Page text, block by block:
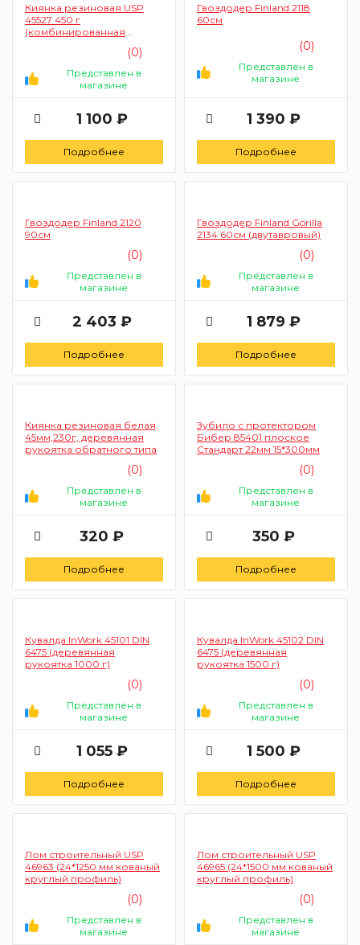
Киянка резиновая USP
45527 450 г
(комбинированная
(0)
Представлен в
магазине
1 100 ₽
Подробнее
Гвоздодер Finland 2118
60см
(0)
Представлен в
магазине
1 390 ₽
Подробнее
Гвоздодер Finland 2120
90см
(0)
Представлен в
магазине
2 403 ₽
Подробнее
Гвоздодер Finland Gorilla
2134 60см (двутавровый)
(0)
Представлен в
магазине
1 879 ₽
Подробнее
Киянка резиновая белая,
45мм,230г, деревянная
рукоятка обратного типа
(0)
Представлен в
магазине
320 ₽
Подробнее
Зубило с протектором
Бибер 85401 плоское
Стандарт 22мм 15*300мм
(0)
Представлен в
магазине
350 ₽
Подробнее
Кувалда InWork 45101 DIN
6475 (деревянная
рукоятка 1000 г)
(0)
Представлен в
магазине
1 055 ₽
Подробнее
Кувалда InWork 45102 DIN
6475 (деревянная
рукоятка 1500 г)
(0)
Представлен в
магазине
1 500 ₽
Подробнее
Лом строительный USP
46963 (24*1250 мм кованый
круглый профиль)
(0)
Представлен в
магазине
Лом строительный USP
46965 (24*1500 мм кованый
круглый профиль)
(0)
Представлен в
магазине